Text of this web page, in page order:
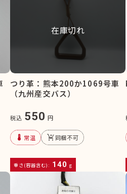
在庫切れ
つり革：熊本200か1069号車
（九州産交バス）
税込 550 円
device_thermostat 常温 remove_shopping_cart同梱不可
重さ(容器含む): 140 g